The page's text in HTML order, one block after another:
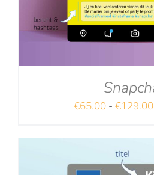
€65.00 - €129.00